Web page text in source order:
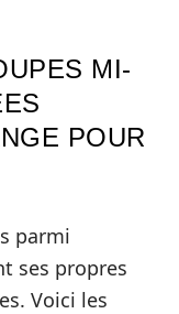
MI-
POUR
parmi
ses propres
Voici les